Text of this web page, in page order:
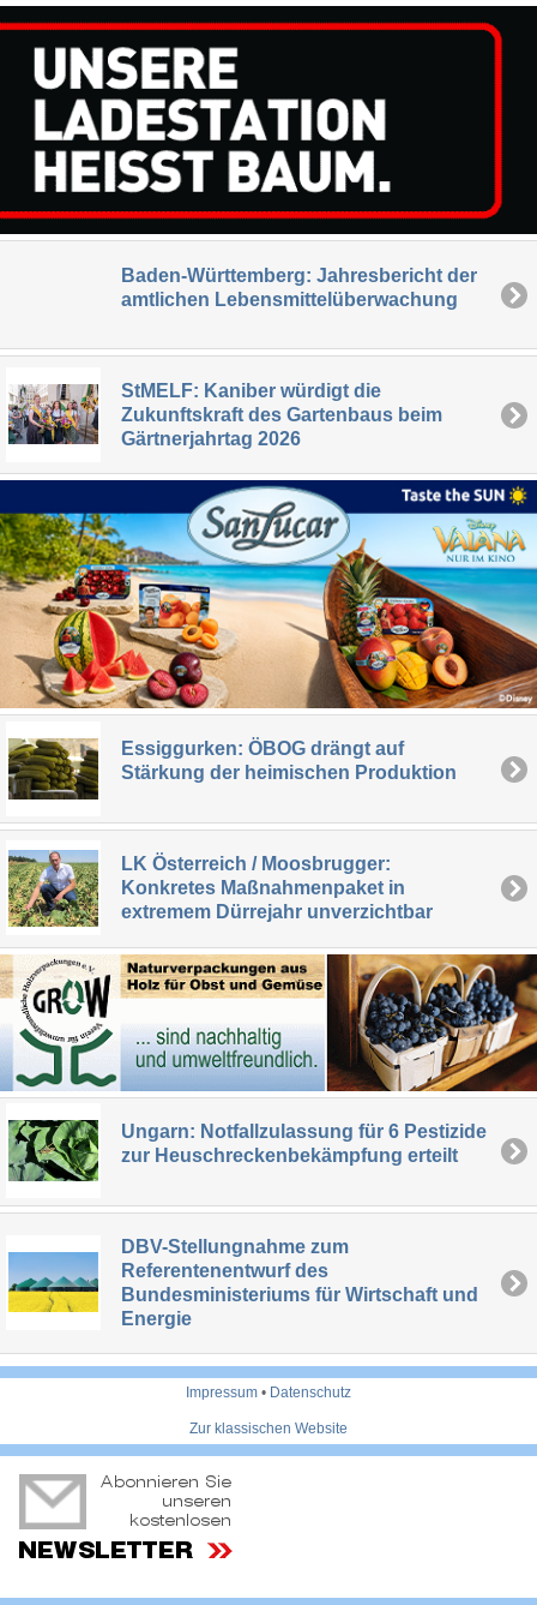
Baden-Württemberg: Jahresbericht der
amtlichen Lebensmittelüberwachung
StMELF: Kaniber würdigt die
Zukunftskraft des Gartenbaus beim
Gärtnerjahrtag 2026
Essiggurken: ÖBOG drängt auf
Stärkung der heimischen Produktion
LK Österreich / Moosbrugger:
Konkretes Maßnahmenpaket in
extremem Dürrejahr unverzichtbar
Ungarn: Notfallzulassung für 6 Pestizide
zur Heuschreckenbekämpfung erteilt
DBV-Stellungnahme zum
Referentenentwurf des
Bundesministeriums für Wirtschaft und
Energie
Impressum • Datenschutz
Zur klassischen Website